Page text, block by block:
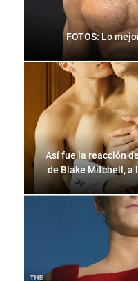
FOTOS: Lo
Así fue la reacción
de Blake Mitchell, a